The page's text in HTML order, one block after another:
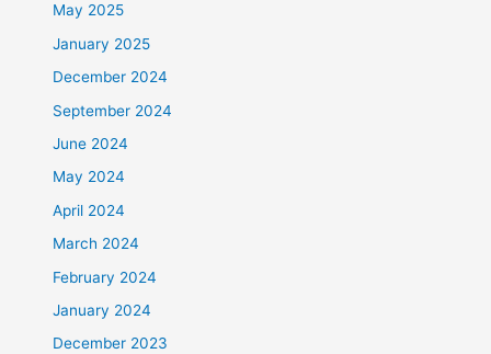
May 2025
January 2025
December 2024
September 2024
June 2024
May 2024
April 2024
March 2024
February 2024
January 2024
December 2023